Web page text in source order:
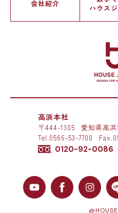
会社紹介
ハウス
高浜本社
〒444-1305
愛知県高
Tel.0566-53-7700
0120-92-0086